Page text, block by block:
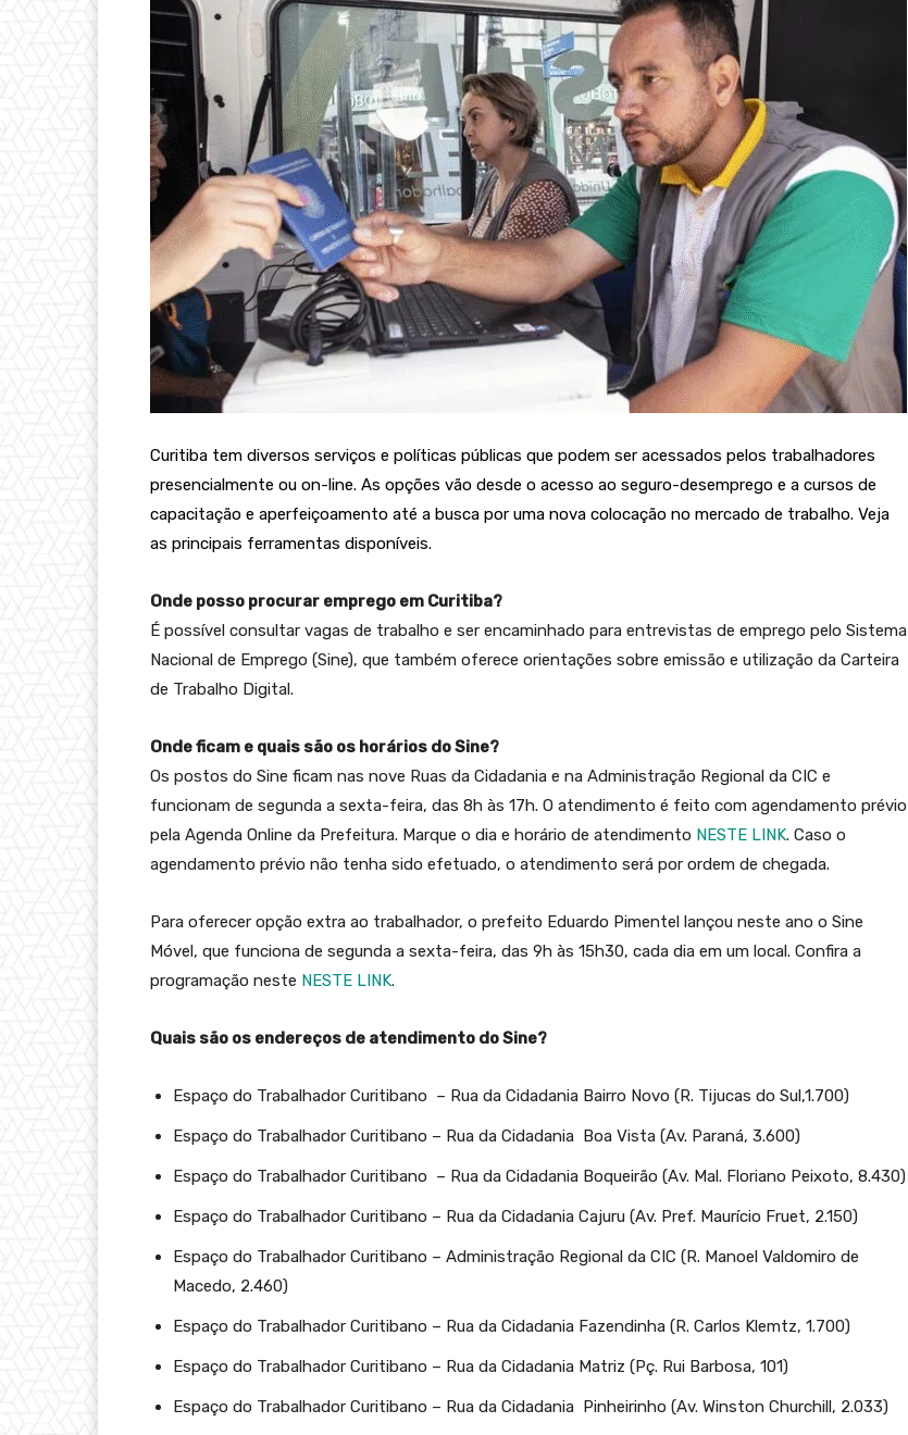
Curitiba tem diversos serviços e políticas públicas que podem ser acessados pelos trabalhadores
presencialmente ou on-line. As opções vão desde o acesso ao seguro-desemprego e a cursos de
capacitação e aperfeiçoamento até a busca por uma nova colocação no mercado de trabalho. Veja
as principais ferramentas disponíveis.
Onde posso procurar emprego em Curitiba?
É possível consultar vagas de trabalho e ser encaminhado para entrevistas de emprego pelo Sistema
Nacional de Emprego (Sine), que também oferece orientações sobre emissão e utilização da Carteira
de Trabalho Digital.
Onde ficam e quais são os horários do Sine?
Os postos do Sine ficam nas nove Ruas da Cidadania e na Administração Regional da CIC e
funcionam de segunda a sexta-feira, das 8h às 17h. O atendimento é feito com agendamento prévio
pela Agenda Online da Prefeitura. Marque o dia e horário de atendimento NESTE LINK. Caso o
agendamento prévio não tenha sido efetuado, o atendimento será por ordem de chegada.
Para oferecer opção extra ao trabalhador, o prefeito Eduardo Pimentel lançou neste ano o Sine
Móvel, que funciona de segunda a sexta-feira, das 9h às 15h30, cada dia em um local. Confira a
programação neste NESTE LINK.
Quais são os endereços de atendimento do Sine?
Espaço do Trabalhador Curitibano – Rua da Cidadania Bairro Novo (R. Tijucas do Sul,1.700)
Espaço do Trabalhador Curitibano – Rua da Cidadania Boa Vista (Av. Paraná, 3.600)
Espaço do Trabalhador Curitibano – Rua da Cidadania Boqueirão (Av. Mal. Floriano Peixoto, 8.430)
Espaço do Trabalhador Curitibano – Rua da Cidadania Cajuru (Av. Pref. Maurício Fruet, 2.150)
Espaço do Trabalhador Curitibano – Administração Regional da CIC (R. Manoel Valdomiro de
Macedo, 2.460)
Espaço do Trabalhador Curitibano – Rua da Cidadania Fazendinha (R. Carlos Klemtz, 1.700)
Espaço do Trabalhador Curitibano – Rua da Cidadania Matriz (Pç. Rui Barbosa, 101)
Espaço do Trabalhador Curitibano – Rua da Cidadania Pinheirinho (Av. Winston Churchill, 2.033)